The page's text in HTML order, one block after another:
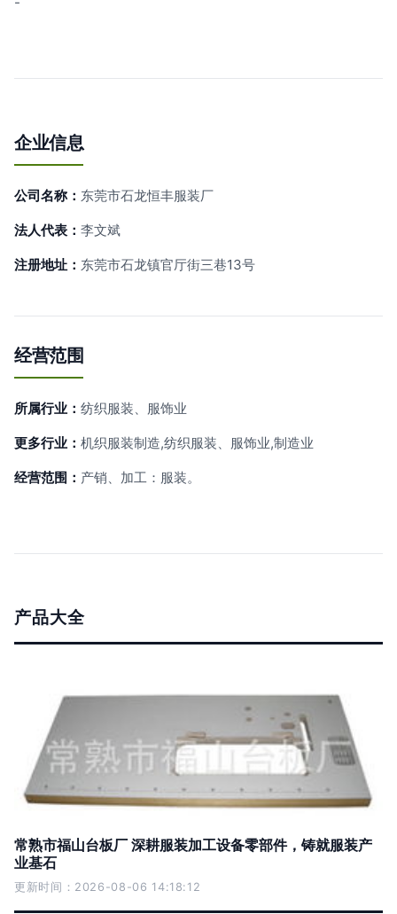
企业信息
公司名称： 东莞市石龙恒丰服装厂
法人代表： 李文斌
注册地址： 东莞市石龙镇官厅街三巷13号
经营范围
所属行业： 纺织服装、服饰业
更多行业： 机织服装制造,纺织服装、服饰业,制造业
经营范围： 产销、加工：服装。
产品大全
常熟市福山台板厂 深耕服装加工设备零部件，铸就服装产
业基石
更新时间：2026-08-06 14:18:12